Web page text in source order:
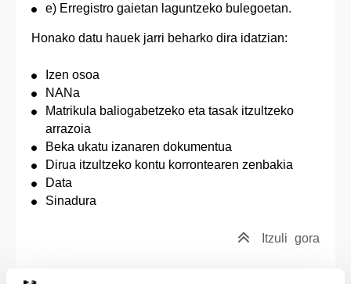
e) Erregistro gaietan laguntzeko bulegoetan.
Honako datu hauek jarri beharko dira idatzian:
Izen osoa
NANa
Matrikula baliogabetzeko eta tasak itzultzeko
arrazoia
Beka ukatu izanaren dokumentua
Dirua itzultzeko kontu korrontearen zenbakia
Data
Sinadura
Itzuli gora